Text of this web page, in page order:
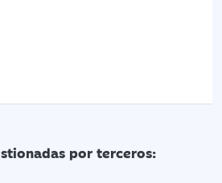
por terceros: